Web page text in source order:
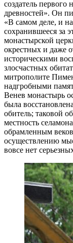
создатель первого
древностей». Он
«В самом деле, и
сохранившееся за
монастырской
окрестных и даже
историческими
злосчастных
митрополите
надгробными
Венев монастырь
была
обитель; таковой
местность
обрамленным
осуществлению
вовсе нет